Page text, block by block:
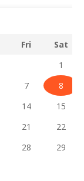
Fri
Sat
1
7
8
14
15
21
22
28
29